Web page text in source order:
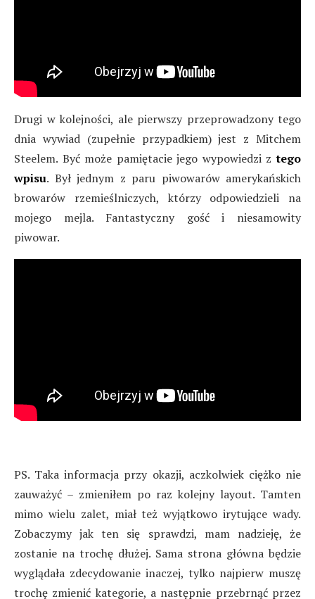
Drugi w kolejności, ale pierwszy przeprowadzony tego
dnia wywiad (zupełnie przypadkiem) jest z Mitchem
Steelem. Być może pamiętacie jego wypowiedzi ztego
wpisu. Był jednym z paru piwowarów amerykańskich
browarów rzemieślniczych, którzy odpowiedzieli na
mojego mejla. Fantastyczny gość i niesamowity
piwowar.
PS. Taka informacja przy okazji, aczkolwiek ciężko nie
zauważyć – zmieniłem po raz kolejny layout. Tamten
mimo wielu zalet, miał też wyjątkowo irytujące wady.
Zobaczymy jak ten się sprawdzi, mam nadzieję, że
zostanie na trochę dłużej. Sama strona główna będzie
wyglądała zdecydowanie inaczej, tylko najpierw muszę
trochę zmienić kategorie, a następnie przebrnąć przez